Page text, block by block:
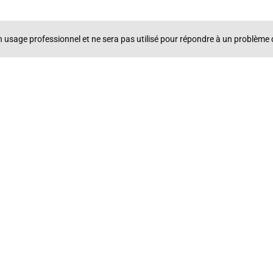
usage professionnel et ne sera pas utilisé pour répondre à un